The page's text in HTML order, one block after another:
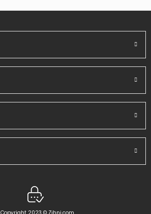
Copyright 2023 © Zihni.com